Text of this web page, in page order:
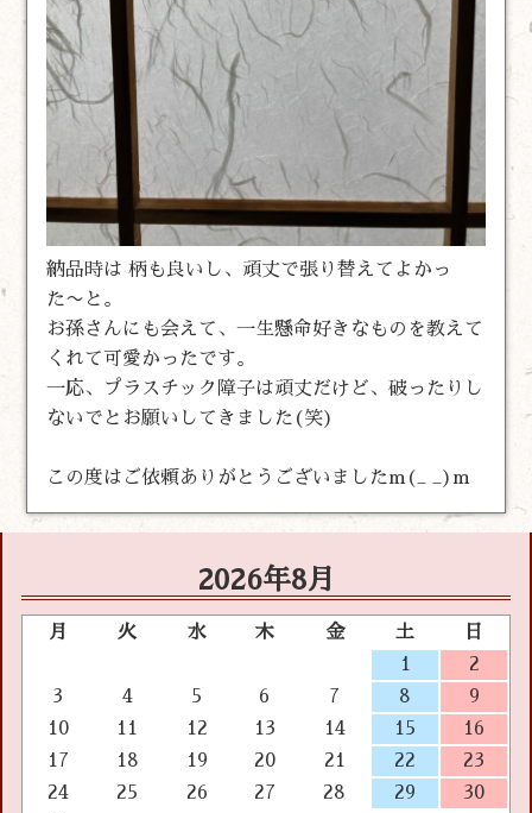
納品時は 柄も良いし、頑丈で張り替えてよかっ
た〜と。
お孫さんにも会えて、一生懸命好きなものを教えて
くれて可愛かったです。
一応、プラスチック障子は頑丈だけど、破ったりし
ないでとお願いしてきました(笑)
この度はご依頼ありがとうございましたm(_ _)m
2026年8月
月 火 水 木 金 土
日
1
2
3
4 5 6 7 8
9
10
11 12 13 14 15
16
17
18 19 20 21 22
23
24
25 26 27 28 29
30